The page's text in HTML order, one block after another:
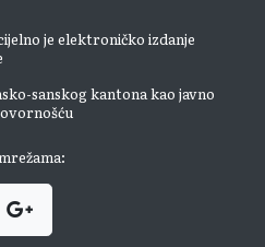
je elektroničko izdanje
sanskog kantona kao javno